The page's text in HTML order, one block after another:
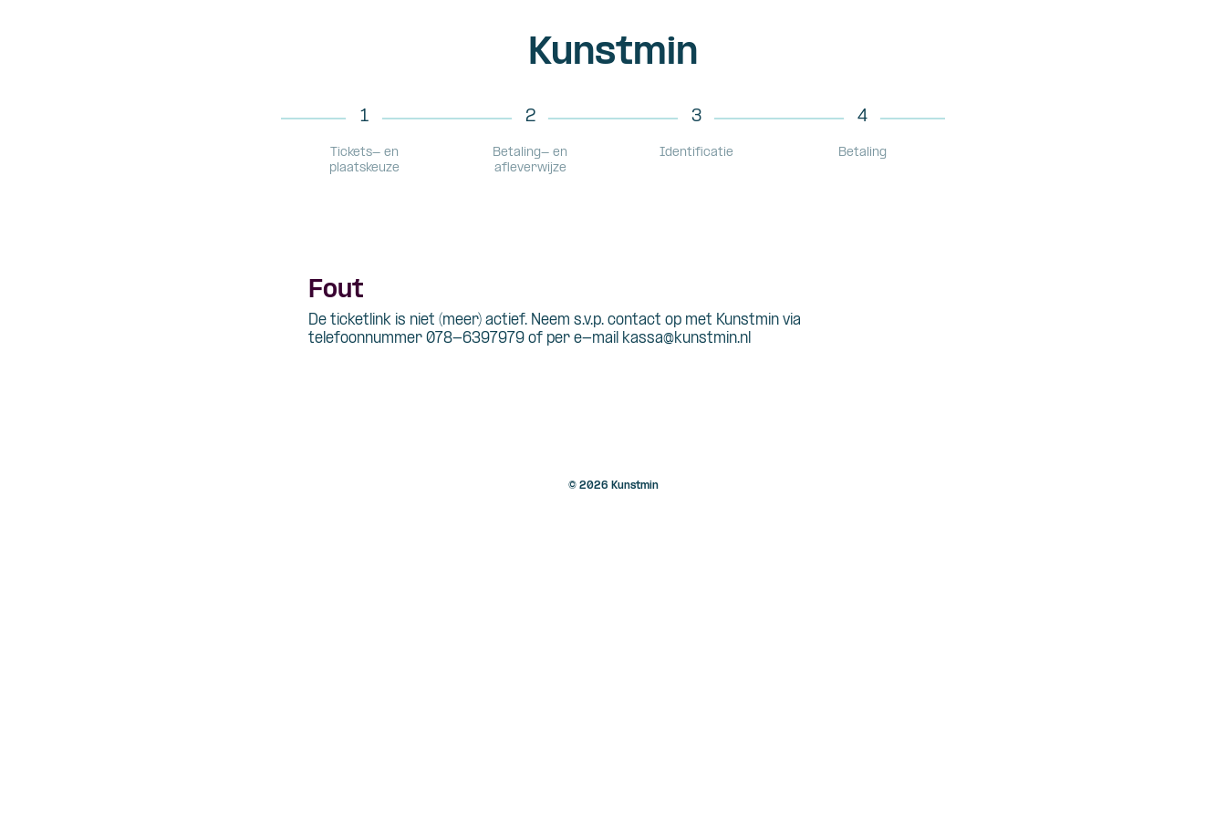
Kunstmin
1
Tickets- en
plaatskeuze
2
Betaling- en
afleverwijze
3
Identificatie
4
Betaling
Fout
De ticketlink is niet (meer) actief. Neem s.v.p. contact op met Kunstmin via
telefoonnummer 078-6397979 of per e-mail kassa@kunstmin.nl
© 2026 Kunstmin